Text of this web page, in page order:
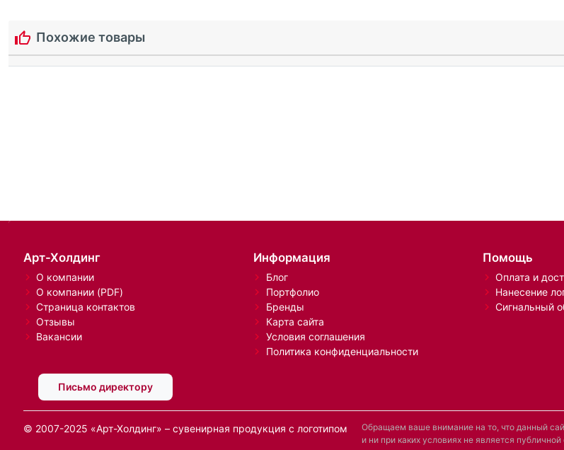
Похожие товары
Арт-Холдинг
О компании
О компании (PDF)
Страница контактов
Отзывы
Вакансии
Письмо директору
Информация
Блог
Портфолио
Бренды
Карта сайта
Условия соглашения
Политика конфиденциальности
Помощь
Оплата и
Нанесение
Сигнальный
© 2007-2025 «Арт-Холдинг» – сувенирная продукция с логотипом
Обращаем ваше внимание на то, что данный
и ни при каких условиях не является